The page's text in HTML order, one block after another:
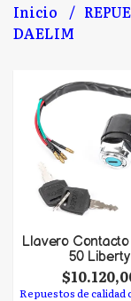
Inicio
DAELIM
Llavero
50 Liberty
Repuestos de calidad